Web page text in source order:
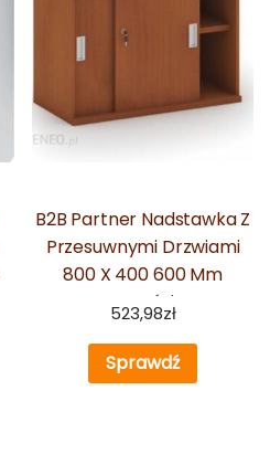
B2B Partner Nadstawka Z
Przesuwnymi Drzwiami
800 X 400 600 Mm
Czereśnia
523,98zł
Sprawdź